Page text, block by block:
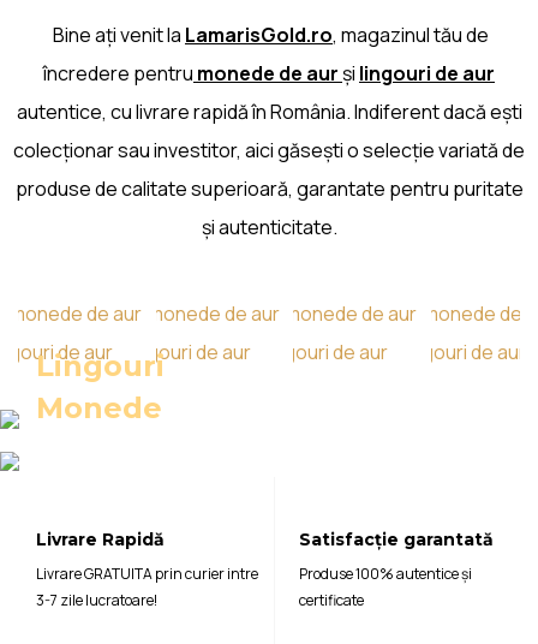
Bine ați venit la LamarisGold.ro, magazinul tău de
încredere pentru monede de aur și lingouri de aur
autentice, cu livrare rapidă în România. Indiferent dacă ești
colecționar sau investitor, aici găsești o selecție variată de
produse de calitate superioară, garantate pentru puritate
și autenticitate.
Vezi toate
Lingouri
Monede
Livrare Rapidă
Livrare GRATUITA prin curier intre
3-7 zile lucratoare!
Satisfacție garantată
Produse 100% autentice și
certificate